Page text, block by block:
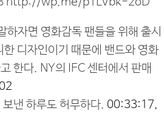
하자면 영화감독 팬들을 위해 출시
디자인이기 때문에 밴드와 영화
한다. NY의 IFC 센터에서 판매
낸 하루도 허무하다. 00:33:17,